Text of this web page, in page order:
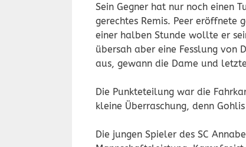
Sein Gegner hat nur noch einen
gerechtes Remis. Peer eröffnete
einer halben Stunde wollte er
übersah aber eine Fesslung von
aus, gewann die Dame und
Die Punkteteilung war die
kleine Überraschung, denn
Die jungen Spieler des SC